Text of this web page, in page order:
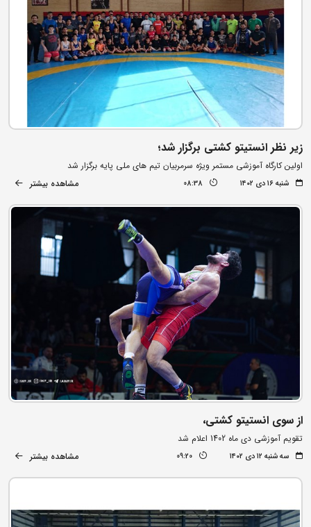
زیر نظر انستیتو کشتی برگزار شد؛
اولین کارگاه آموزشی مستمر ویژه سرمربیان تیم های ملی پایه برگزار شد
شنبه ۱۶ دی ۱۴۰۲ 08:38 مشاهده بیشتر
از سوی انستیتو کشتی،
تقویم آموزشی دی ماه 1402 اعلام شد
سه شنبه ۱۲ دی ۱۴۰۲ 09:20 مشاهده بیشتر